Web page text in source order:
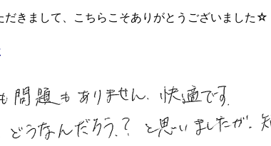
だきまして、こちらこそありがとうございました☆